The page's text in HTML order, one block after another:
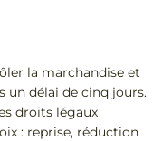
la marchandise et
un délai de cinq jours.
droits légaux
: reprise, réduction